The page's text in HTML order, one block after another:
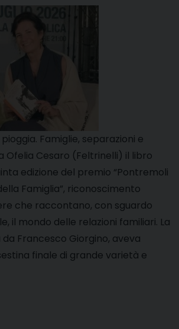
Famiglie, separazioni e
Ofelia Cesaro (Feltrinelli) il libro
edizione del premio “Pontremoli
Famiglia”, riconoscimento
che raccontano, con sguardo
il mondo delle relazioni familiari. La
Francesco Giorgino, aveva
finale di grande varietà e